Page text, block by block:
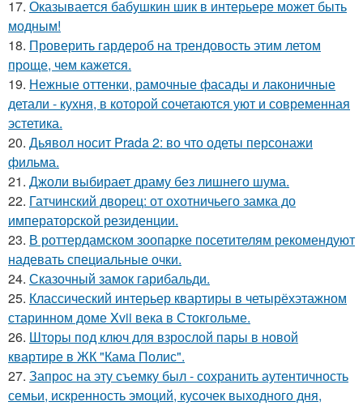
17. Оказывается бабушкин шик в интерьере может быть
модным!
18. Проверить гардероб на трендовость этим летом
проще, чем кажется.
19. Нежные оттенки, рамочные фасады и лаконичные
детали - кухня, в которой сочетаются уют и современная
эстетика.
20. Дьявол носит Prada 2: во что одеты персонажи
фильма.
21. Джоли выбирает драму без лишнего шума.
22. Гатчинский дворец: от охотничьего замка до
императорской резиденции.
23. В роттердамском зоопарке посетителям рекомендуют
надевать специальные очки.
24. Сказочный замок гарибальди.
25. Классический интерьер квартиры в четырёхэтажном
старинном доме Xvii века в Стокгольме.
26. Шторы под ключ для взрослой пары в новой
квартире в ЖК "Кама Полис".
27. Запрос на эту съемку был - сохранить аутентичность
семьи, искренность эмоций, кусочек выходного дня,